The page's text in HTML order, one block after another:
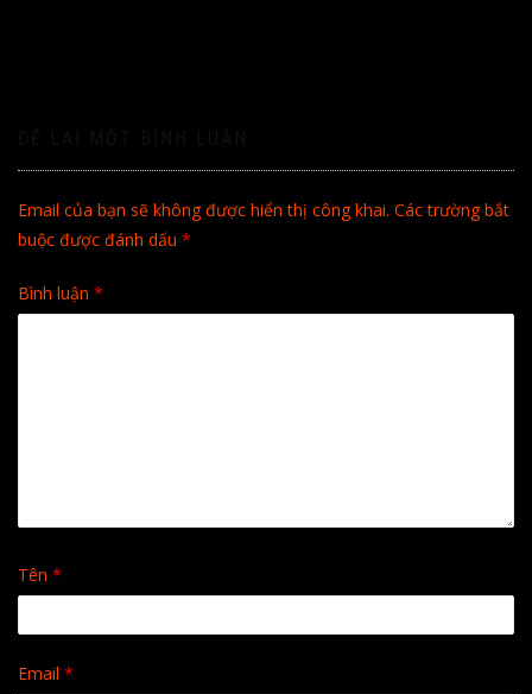
Email của bạn sẽ không được hiển thị công khai. Các trường bắt
buộc được đánh dấu *
Bình luận *
Tên *
Email *